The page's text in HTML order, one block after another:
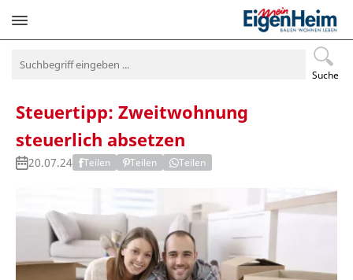
Suche
Navigation
Steuertipp: Zweitwohnung
steuerlich absetzen
20.07.24 Teilen Teilen Teilen